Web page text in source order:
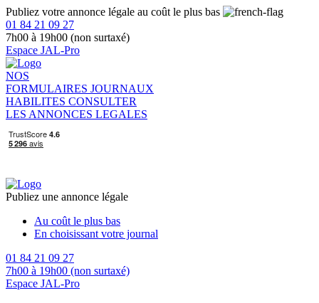
Publiez votre annonce légale au coût le plus bas
01 84 21 09 27
7h00 à 19h00 (non surtaxé)
Espace JAL-Pro
NOS
FORMULAIRES JOURNAUX
HABILITES CONSULTER
LES ANNONCES LEGALES
Publiez une annonce légale
Au coût le plus bas
En choisissant votre journal
01 84 21 09 27
7h00 à 19h00 (non surtaxé)
Espace JAL-Pro